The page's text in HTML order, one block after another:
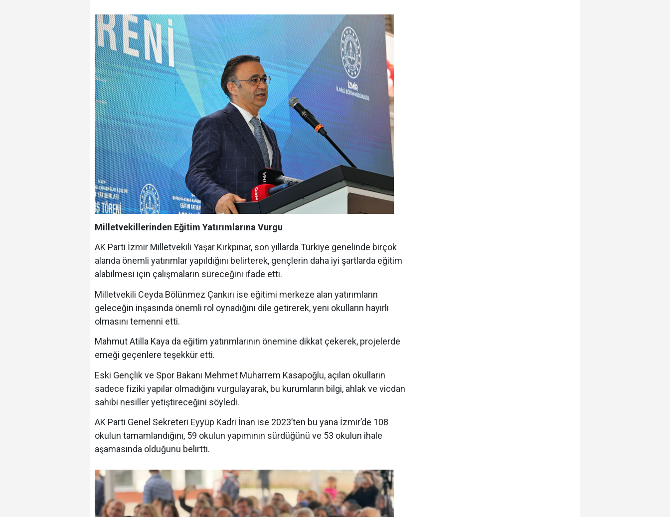
Milletvekillerinden Eğitim Yatırımlarına Vurgu
AK Parti İzmir Milletvekili Yaşar Kırkpınar, son yıllarda Türkiye genelinde birçok
alanda önemli yatırımlar yapıldığını belirterek, gençlerin daha iyi şartlarda eğitim
alabilmesi için çalışmaların süreceğini ifade etti.
Milletvekili Ceyda Bölünmez Çankırı ise eğitimi merkeze alan yatırımların
geleceğin inşasında önemli rol oynadığını dile getirerek, yeni okulların hayırlı
olmasını temenni etti.
Mahmut Atilla Kaya da eğitim yatırımlarının önemine dikkat çekerek, projelerde
emeği geçenlere teşekkür etti.
Eski Gençlik ve Spor Bakanı Mehmet Muharrem Kasapoğlu, açılan okulların
sadece fiziki yapılar olmadığını vurgulayarak, bu kurumların bilgi, ahlak ve vicdan
sahibi nesiller yetiştireceğini söyledi.
AK Parti Genel Sekreteri Eyyüp Kadri İnan ise 2023’ten bu yana İzmir’de 108
okulun tamamlandığını, 59 okulun yapımının sürdüğünü ve 53 okulun ihale
aşamasında olduğunu belirtti.